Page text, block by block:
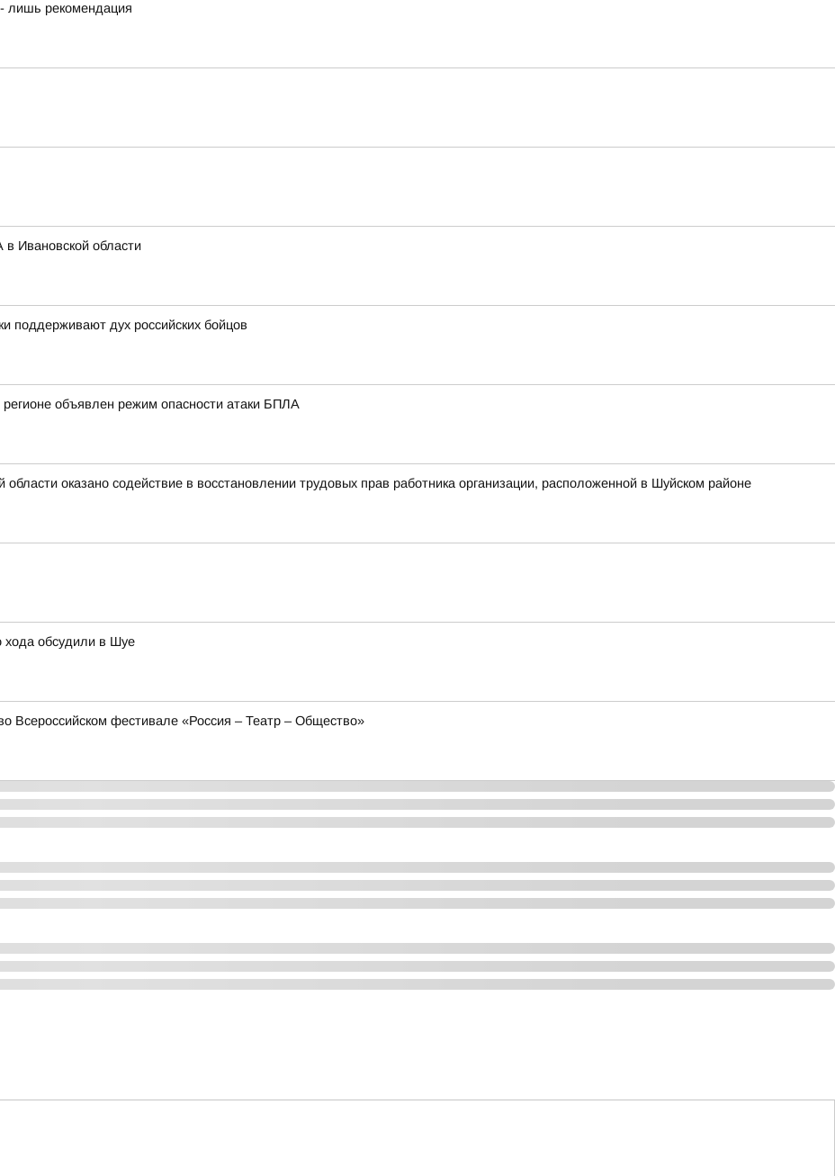
лишь рекомендация
Ивановской области
поддерживают дух российских бойцов
объявлен режим опасности атаки БПЛА
оказано содействие в восстановлении трудовых прав работника организации, расположенной в Шуйском районе
хода обсудили в Шуе
Всероссийском фестивале «Россия – Театр – Общество»